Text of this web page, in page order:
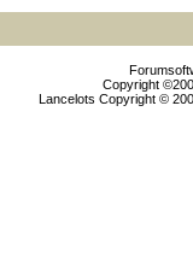
Copyright
Lancelots Copyright ©